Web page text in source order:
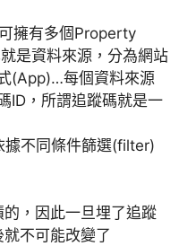
擁有多個Property
是資料來源，分為網站
(App)…每個資料來源
ID，所謂追蹤碼就是一
不同條件篩選(filter)
，因此一旦埋了追蹤
不可能改變了